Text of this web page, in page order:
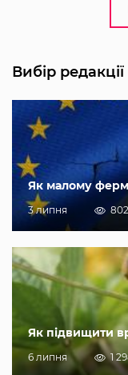
Вибір редакції
Як малому
3 липня 802
Як підвищити
6 липня 1